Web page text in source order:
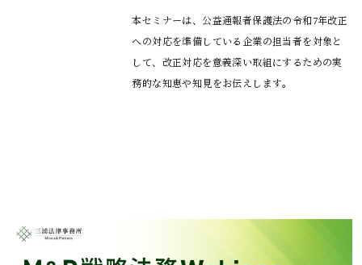
本セミナーは、公益通報者保護法の令和7年改正
への対応を準備している企業の担当者を対象と
して、改正対応を意義深い取組にするための実